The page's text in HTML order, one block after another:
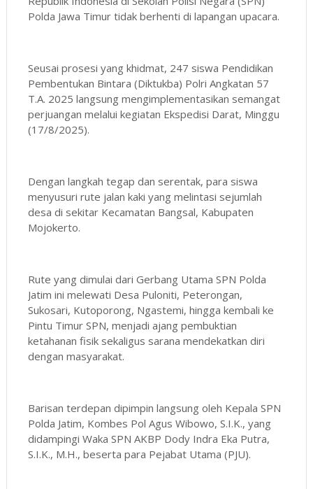
Polda Jawa Timur tidak berhenti di lapangan upacara.
Seusai prosesi yang khidmat, 247 siswa Pendidikan
Pembentukan Bintara (Diktukba) Polri Angkatan 57
T.A. 2025 langsung mengimplementasikan semangat
perjuangan melalui kegiatan Ekspedisi Darat, Minggu
(17/8/2025).
Dengan langkah tegap dan serentak, para siswa
menyusuri rute jalan kaki yang melintasi sejumlah
desa di sekitar Kecamatan Bangsal, Kabupaten
Mojokerto.
Rute yang dimulai dari Gerbang Utama SPN Polda
Jatim ini melewati Desa Puloniti, Peterongan,
Sukosari, Kutoporong, Ngastemi, hingga kembali ke
Pintu Timur SPN, menjadi ajang pembuktian
ketahanan fisik sekaligus sarana mendekatkan diri
dengan masyarakat.
Barisan terdepan dipimpin langsung oleh Kepala SPN
Polda Jatim, Kombes Pol Agus Wibowo, S.I.K., yang
didampingi Waka SPN AKBP Dody Indra Eka Putra,
S.I.K., M.H., beserta para Pejabat Utama (PJU).